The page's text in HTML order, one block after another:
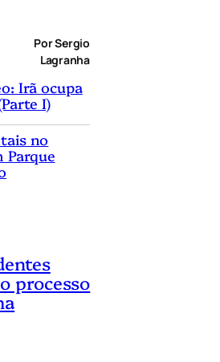
Por Sergio
Lagranha
Irã ocupa
I)
no
Parque
processo